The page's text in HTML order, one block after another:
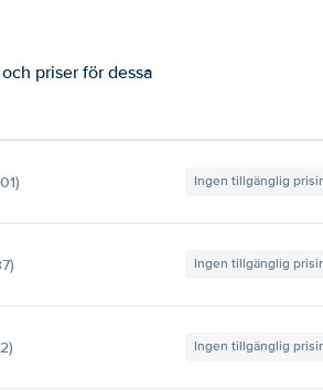
priser för dessa
Ingen tillgänglig
Ingen tillgänglig
Ingen tillgänglig